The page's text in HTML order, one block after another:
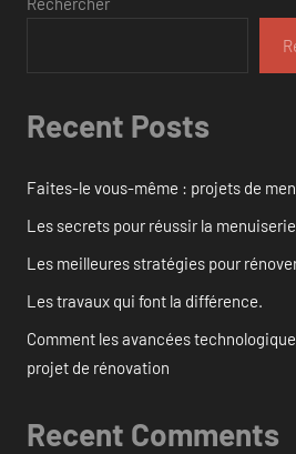
Recent Posts
Faites-le vous-même : projets de
Les secrets pour réussir la
Les meilleures stratégies pour
Les travaux qui font la différence.
Comment les avancées
projet de rénovation
Recent Comments